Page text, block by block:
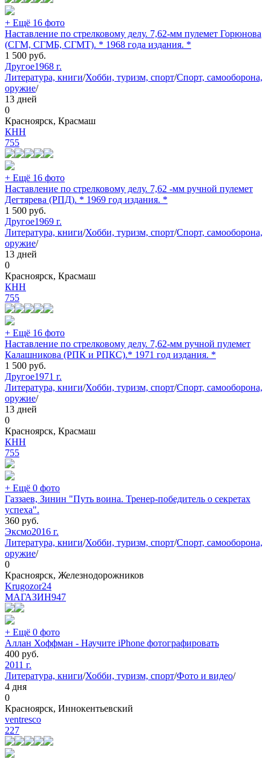
+ Ещё 16 фото
Наставление по стрелковому делу. 7,62-мм пулемет Горюнова
(СГМ, СГМБ, СГМТ). * 1968 года издания. *
1 500 руб.
Другое1968 г.
Литература, книги/Хобби, туризм, спорт/Спорт, самооборона,
оружие/
13 дней
0
Красноярск, Красмаш
КНН
755
+ Ещё 16 фото
Наставление по стрелковому делу. 7,62 -мм ручной пулемет
Дегтярева (РПД). * 1969 год издания. *
1 500 руб.
Другое1969 г.
Литература, книги/Хобби, туризм, спорт/Спорт, самооборона,
оружие/
13 дней
0
Красноярск, Красмаш
КНН
755
+ Ещё 16 фото
Наставление по стрелковому делу. 7,62-мм ручной пулемет
Калашникова (РПК и РПКС).* 1971 год издания. *
1 500 руб.
Другое1971 г.
Литература, книги/Хобби, туризм, спорт/Спорт, самооборона,
оружие/
13 дней
0
Красноярск, Красмаш
КНН
755
+ Ещё 0 фото
Газзаев, Зинин "Путь воина. Тренер-победитель о секретах
успеха".
360 руб.
Эксмо2016 г.
Литература, книги/Хобби, туризм, спорт/Спорт, самооборона,
оружие/
0
Красноярск, Железнодорожников
Krugozor24
МАГАЗИН947
+ Ещё 0 фото
Аллан Хоффман - Научите iPhone фотографировать
400 руб.
2011 г.
Литература, книги/Хобби, туризм, спорт/Фото и видео/
4 дня
0
Красноярск, Иннокентьевский
ventresco
227